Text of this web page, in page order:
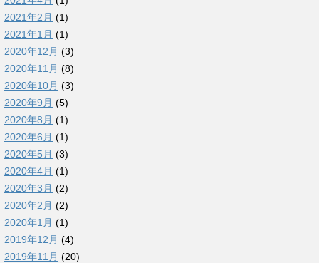
2021年2月 (1)
2021年1月 (1)
2020年12月 (3)
2020年11月 (8)
2020年10月 (3)
2020年9月 (5)
2020年8月 (1)
2020年6月 (1)
2020年5月 (3)
2020年4月 (1)
2020年3月 (2)
2020年2月 (2)
2020年1月 (1)
2019年12月 (4)
2019年11月 (20)